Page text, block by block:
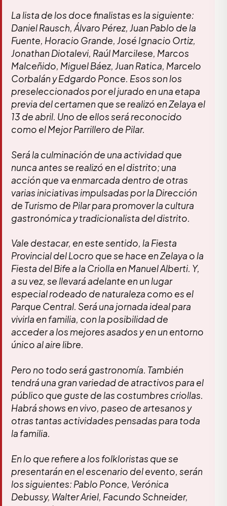
La lista de los doce finalistas es la siguiente:
Daniel Rausch, Álvaro Pérez, Juan Pablo de la
Fuente, Horacio Grande, José Ignacio Ortiz,
Jonathan Diotalevi, Raúl Marcilese, Marcos
Malceñido, Miguel Báez, Juan Ratica, Marcelo
Corbalán y Edgardo Ponce. Esos son los
preseleccionados por el jurado en una etapa
previa del certamen que se realizó en Zelaya el
13 de abril. Uno de ellos será reconocido
como el Mejor Parrillero de Pilar.
Será la culminación de una actividad que
nunca antes se realizó en el distrito; una
acción que va enmarcada dentro de otras
varias iniciativas impulsadas por la Dirección
de Turismo de Pilar para promover la cultura
gastronómica y tradicionalista del distrito.
Vale destacar, en este sentido, la Fiesta
Provincial del Locro que se hace en Zelaya o la
Fiesta del Bife a la Criolla en Manuel Alberti. Y,
a su vez, se llevará adelante en un lugar
especial rodeado de naturaleza como es el
Parque Central. Será una jornada ideal para
vivirla en familia, con la posibilidad de
acceder a los mejores asados y en un entorno
único al aire libre.
Pero no todo será gastronomía. También
tendrá una gran variedad de atractivos para el
público que guste de las costumbres criollas.
Habrá shows en vivo, paseo de artesanos y
otras tantas actividades pensadas para toda
la familia.
En lo que refiere a los folkloristas que se
presentarán en el escenario del evento, serán
los siguientes: Pablo Ponce, Verónica
Debussy, Walter Ariel, Facundo Schneider,